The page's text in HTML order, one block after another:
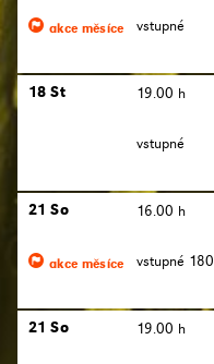
akce měsíce vstupné
18 St 19.00 h
vstupné
21 So 16.00 h
akce měsíce vstupné 180
21 So 19.00 h